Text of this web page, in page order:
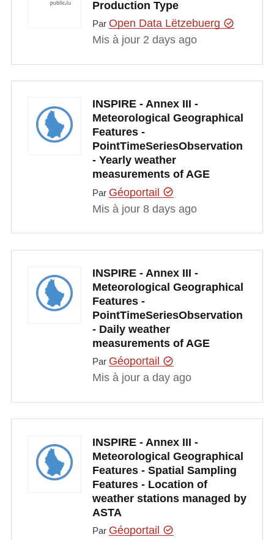
Production Type
Par Open Data Lëtzebuerg
Mis à jour 2 days ago
INSPIRE - Annex III -
Meteorological Geographical
Features -
PointTimeSeriesObservation
- Yearly weather
measurements of AGE
Par Géoportail
Mis à jour 8 days ago
INSPIRE - Annex III -
Meteorological Geographical
Features -
PointTimeSeriesObservation
- Daily weather
measurements of AGE
Par Géoportail
Mis à jour a day ago
INSPIRE - Annex III -
Meteorological Geographical
Features - Spatial Sampling
Features - Location of
weather stations managed by
ASTA
Par Géoportail